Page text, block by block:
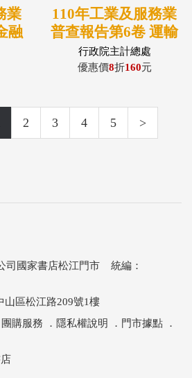
業
融
110年工業及服務業
普查報告第6卷 運輸
及倉儲業
行政院主計總處
優惠價8折160元
2 3 4 5 >
司國家書店松江門市 統編：
山區松江路209號1樓
團購服務 ． 隱私權說明 ． 門市據點 ．